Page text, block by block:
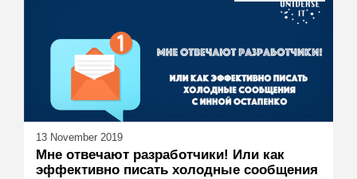
13 November 2019
Мне отвечают разработчики! Или как
эффективно писать холодные сообщения